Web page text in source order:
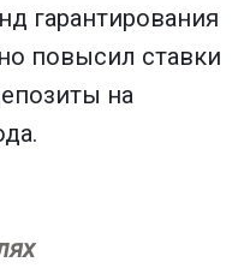
гарантирования
повысил ставки
на